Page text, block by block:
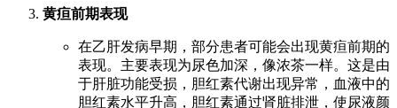
黄疸前期表现
在乙肝发病早期，部分患者可能会出现黄疸前期的
表现。主要表现为尿色加深，像浓茶一样。这是由
于肝脏功能受损，胆红素代谢出现异常，血液中的
胆红素水平升高，胆红素通过肾脏排泄，使尿液颜